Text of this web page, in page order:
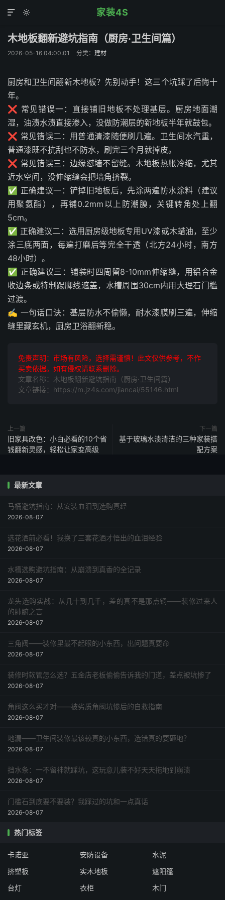
家装4S


木地板翻新避坑指南（厨房·卫生间篇）
2026-05-16 04:00:01 分类： 建材
厨房和卫生间翻新木地板？先别动手！这三个坑踩了后悔十
年。
❌ 常见错误一：直接铺旧地板不处理基层。厨房地面潮
湿，油渍水渍直接渗入，没做防潮层的新地板半年就鼓包。
❌ 常见错误二：用普通清漆随便刷几遍。卫生间水汽重，
普通漆既不抗刮也不防水，刷完三个月就掉皮。
❌ 常见错误三：边缘怼墙不留缝。木地板热胀冷缩，尤其
近水空间，没伸缩缝会把墙角挤裂。
✅ 正确建议一：铲掉旧地板后，先涂两遍防水涂料（建议
用聚氨酯），再铺0.2mm以上防潮膜，关键转角处上翻
5cm。
✅ 正确建议二：选用厨房级地板专用UV漆或木蜡油，至少
涂三底两面，每遍打磨后等完全干透（北方24小时，南方
48小时）。
✅ 正确建议三：铺装时四周留8-10mm伸缩缝，用铝合金
收边条或特制踢脚线遮盖，水槽周围30cm内用大理石门槛
过渡。
✍️ 一句话口诀：基层防水不偷懒，耐水漆膜刷三遍，伸缩
缝里藏玄机，厨房卫浴翻新稳。
免责声明：市场有风险，选择需谨慎！此文仅供参考，不作
买卖依据。如有侵权请联系删除。
文章名称：木地板翻新避坑指南（厨房·卫生间篇）
文章链接：https://m.jz4s.com/jiancai/55146.html
上一篇
旧家具改色：小白必看的10个省
钱翻新灵感，轻松让家变高级
下一篇
基于玻璃水渍清洁的三种家装搭
配方案
最新文章
马桶避坑指南：从安装血泪到选购真经
2026-08-07
选花洒前必看！我换了三套花洒才悟出的血泪经验
2026-08-07
水槽选购避坑指南：从崩溃到真香的全记录
2026-08-07
龙头选购实战：从几十到几千，差的真不是那点铜——装修过来人
的肺腑之言
2026-08-07
三角阀——装修里最不起眼的小东西，出问题真要命
2026-08-07
装修时软管怎么选？五金店老板偷偷告诉我的门道，差点被坑惨了
2026-08-07
角阀这么买才对——被劣质角阀坑惨后的自救指南
2026-08-07
地漏——卫生间装修最该较真的小东西，选错真的要砸地？
2026-08-07
挡水条：一不留神就踩坑，这玩意儿装不好天天拖地到崩溃
2026-08-07
门槛石到底要不要装？我踩过的坑和一点真话
2026-08-07
热门标签
卡诺亚 安防设备
水泥
挤塑板
实木地板
遮阳篷
台灯
衣柜 木门